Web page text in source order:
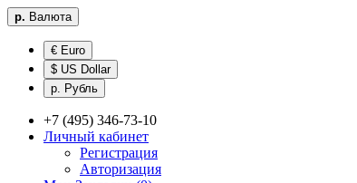
р. Валюта
€ Euro
$ US Dollar
р. Рубль
+7 (495) 346-73-10
Личный кабинет
Регистрация
Авторизация